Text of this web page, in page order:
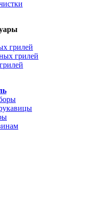
грилей
грилей